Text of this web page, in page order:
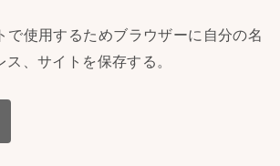
で使用するためブラウザーに自分の名
、サイトを保存する。